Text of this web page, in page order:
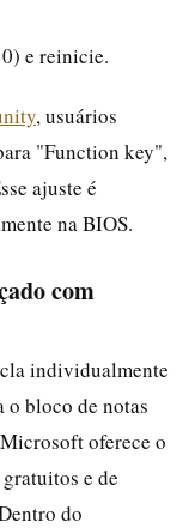
e reinicie.
, usuários
"Function key",
ajuste é
na BIOS.
com
individualmente
bloco de notas
oferece o
e de
do